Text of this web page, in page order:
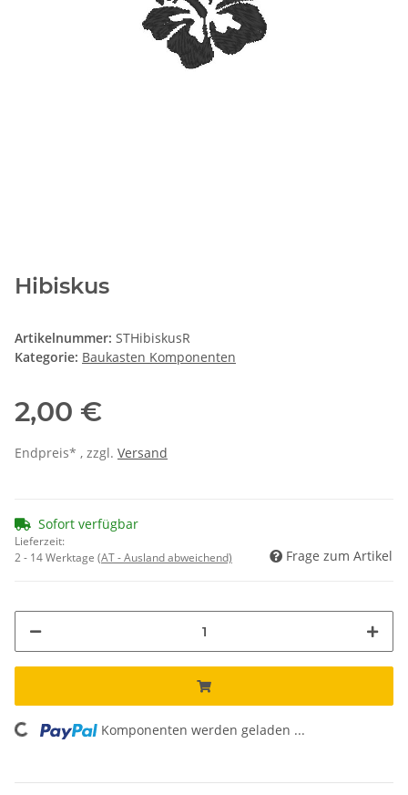
Hibiskus
Artikelnummer: STHibiskusR
Kategorie: Baukasten Komponenten
2,00 €
Endpreis* , zzgl. Versand
Sofort verfügbar
Lieferzeit:
2 - 14 Werktage (AT - Ausland abweichend) Frage zum Artikel
Loading... Komponenten werden geladen ...